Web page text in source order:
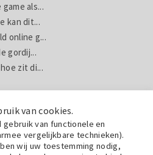
als...
kan dit...
online g...
gordij...
zit di...
jouw gegevens? Lees dan de
van cookies.
van functionele en
vergelijkbare technieken).
wij uw toestemming nodig,